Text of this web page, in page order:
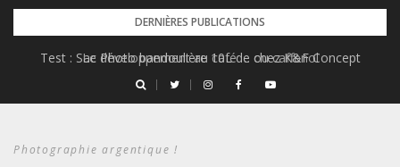
Skip
content
DERNIÈRES PUBLICATIONS
Le développement au café … ou caffenol
Test : Sac Photo bandoulière 10L de chez K&F Concept
Photographie argentique !